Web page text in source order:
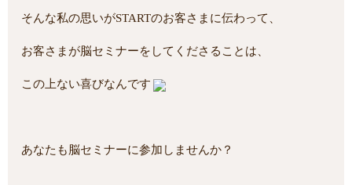
そんな私の思いがSTARTのお客さまに伝わって、
お客さまが脳セミナーをしてくださることは、
この上ない喜びなんです
あなたも脳セミナーに参加しませんか？